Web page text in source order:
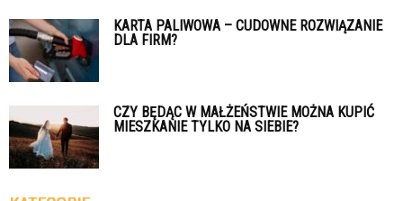
KARTA PALIWOWA – CUDOWNE ROZWIĄZANIE
DLA FIRM?
CZY BĘDĄC W MAŁŻEŃSTWIE MOŻNA KUPIĆ
MIESZKANIE TYLKO NA SIEBIE?